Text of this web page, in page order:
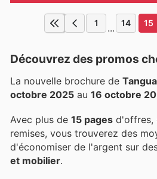
1 ... 14 15
Découvrez des promos
La nouvelle brochure de
octobre 2025 au 16 octobre
Avec plus de 15 pages d'offres,
remises, vous trouverez des
d'économiser de l'argent sur
et mobilier.